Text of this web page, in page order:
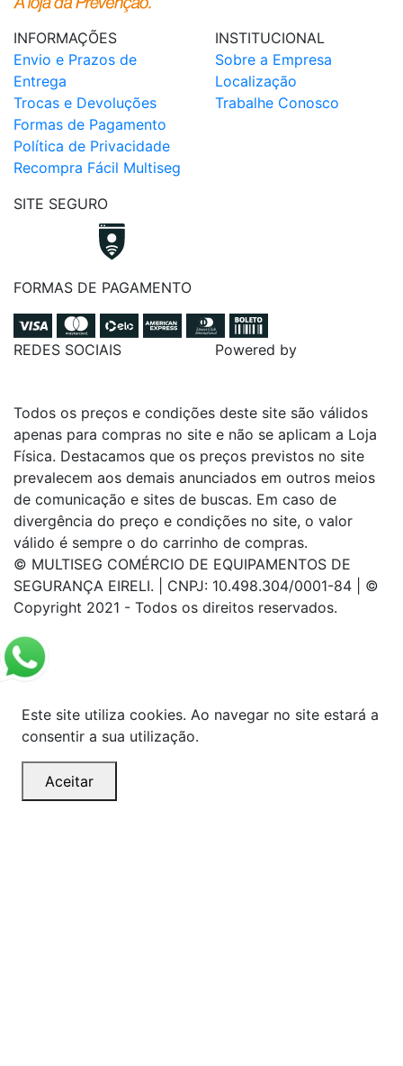
INFORMAÇÕES
Envio e Prazos de
Entrega
Trocas e Devoluções
Formas de Pagamento
Política de Privacidade
Recompra Fácil Multiseg
INSTITUCIONAL
Sobre a Empresa
Localização
Trabalhe Conosco
SITE SEGURO
FORMAS DE PAGAMENTO
REDES SOCIAIS Powered by
Todos os preços e condições deste site são válidos
apenas para compras no site e não se aplicam a Loja
Física. Destacamos que os preços previstos no site
prevalecem aos demais anunciados em outros meios
de comunicação e sites de buscas. Em caso de
divergência do preço e condições no site, o valor
válido é sempre o do carrinho de compras.
© MULTISEG COMÉRCIO DE EQUIPAMENTOS DE
SEGURANÇA EIRELI. | CNPJ: 10.498.304/0001-84 | ©
Copyright 2021 - Todos os direitos reservados.
Este site utiliza cookies. Ao navegar no site estará a
consentir a sua utilização.
Aceitar